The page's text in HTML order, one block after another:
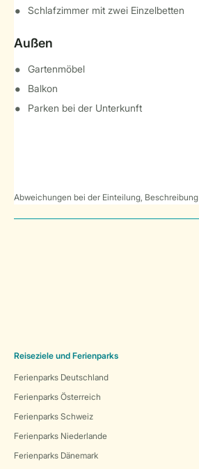
Schlafzimmer mit zwei Einzelbetten
Außen
Gartenmöbel
Balkon
Parken bei der Unterkunft
Abweichungen bei der Einteilung,
Reiseziele und Ferienparks
Ferienparks Deutschland
Ferienparks Österreich
Ferienparks Schweiz
Ferienparks Niederlande
Ferienparks Dänemark